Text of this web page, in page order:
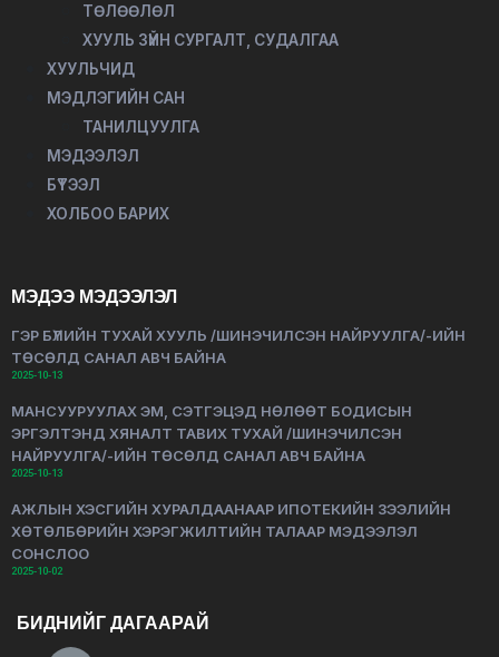
ТӨЛӨӨЛӨЛ
ХУУЛЬ ЗҮЙН СУРГАЛТ, СУДАЛГАА
ХУУЛЬЧИД
МЭДЛЭГИЙН САН
ТАНИЛЦУУЛГА
МЭДЭЭЛЭЛ
БҮТЭЭЛ
ХОЛБОО БАРИХ
МЭДЭЭ МЭДЭЭЛЭЛ
ГЭР БҮЛИЙН ТУХАЙ ХУУЛЬ /ШИНЭЧИЛСЭН НАЙРУУЛГА/-ИЙН
ТӨСӨЛД САНАЛ АВЧ БАЙНА
2025-10-13
МАНСУУРУУЛАХ ЭМ, СЭТГЭЦЭД НӨЛӨӨТ БОДИСЫН
ЭРГЭЛТЭНД ХЯНАЛТ ТАВИХ ТУХАЙ /ШИНЭЧИЛСЭН
НАЙРУУЛГА/-ИЙН ТӨСӨЛД САНАЛ АВЧ БАЙНА
2025-10-13
АЖЛЫН ХЭСГИЙН ХУРАЛДААНААР ИПОТЕКИЙН ЗЭЭЛИЙН
ХӨТӨЛБӨРИЙН ХЭРЭГЖИЛТИЙН ТАЛААР МЭДЭЭЛЭЛ
СОНСЛОО
2025-10-02
БИДНИЙГ ДАГААРАЙ